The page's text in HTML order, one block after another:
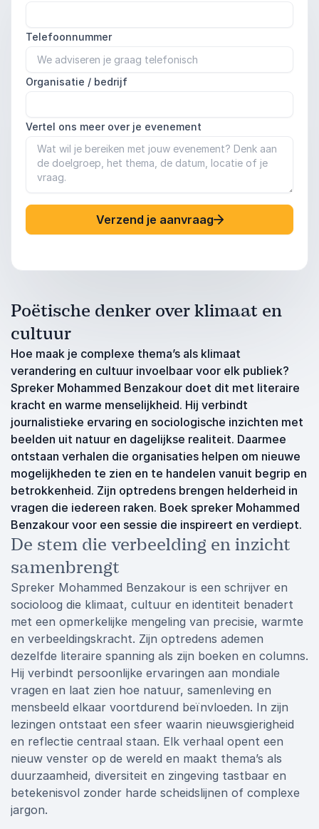
Telefoonnummer
Organisatie / bedrijf
Vertel ons meer over je evenement
Verzend je aanvraag
Poëtische denker over klimaat en
cultuur
Hoe maak je complexe thema’s als klimaat
verandering en cultuur invoelbaar voor elk publiek?
Spreker Mohammed Benzakour doet dit met literaire
kracht en warme menselijkheid. Hij verbindt
journalistieke ervaring en sociologische inzichten met
beelden uit natuur en dagelijkse realiteit. Daarmee
ontstaan verhalen die organisaties helpen om nieuwe
mogelijkheden te zien en te handelen vanuit begrip en
betrokkenheid. Zijn optredens brengen helderheid in
vragen die iedereen raken. Boek spreker Mohammed
Benzakour voor een sessie die inspireert en verdiept.
De stem die verbeelding en inzicht
samenbrengt
Spreker Mohammed Benzakour is een schrijver en
socioloog die klimaat, cultuur en identiteit benadert
met een opmerkelijke mengeling van precisie, warmte
en verbeeldingskracht. Zijn optredens ademen
dezelfde literaire spanning als zijn boeken en columns.
Hij verbindt persoonlijke ervaringen aan mondiale
vragen en laat zien hoe natuur, samenleving en
mensbeeld elkaar voortdurend beïnvloeden. In zijn
lezingen ontstaat een sfeer waarin nieuwsgierigheid
en reflectie centraal staan. Elk verhaal opent een
nieuw venster op de wereld en maakt thema’s als
duurzaamheid, diversiteit en zingeving tastbaar en
betekenisvol zonder harde scheidslijnen of complexe
jargon.